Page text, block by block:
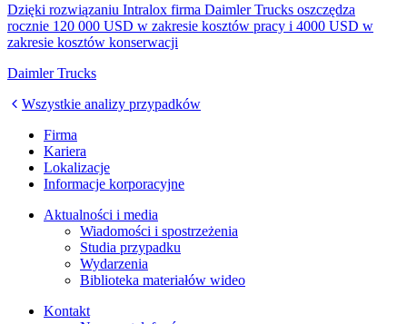
Dzięki rozwiązaniu Intralox firma Daimler Trucks oszczędza
rocznie 120 000 USD w zakresie kosztów pracy i 4000 USD w
zakresie kosztów konserwacji
Daimler Trucks
Wszystkie analizy przypadków
Firma
Kariera
Lokalizacje
Informacje korporacyjne
Aktualności i media
Wiadomości i spostrzeżenia
Studia przypadku
Wydarzenia
Biblioteka materiałów wideo
Kontakt